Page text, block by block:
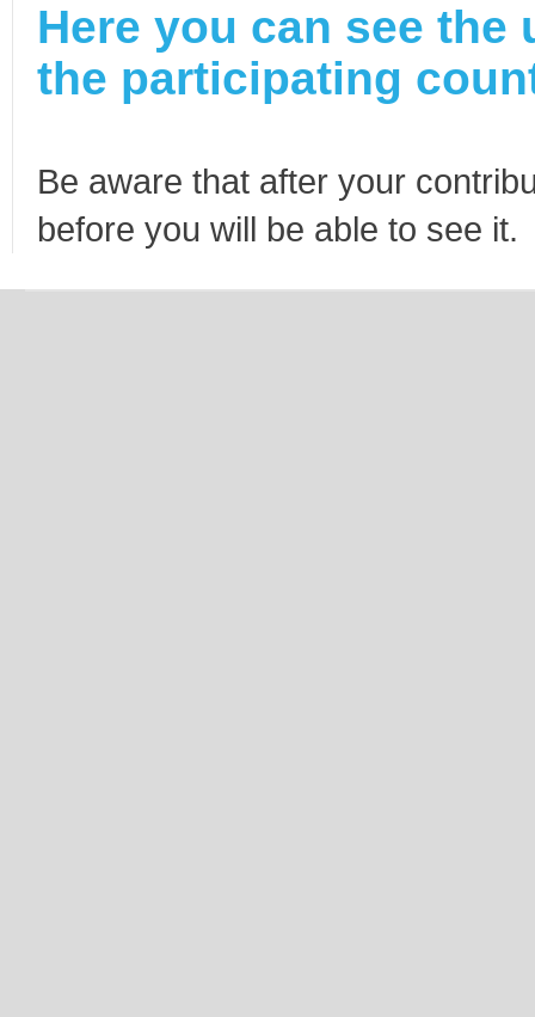
Here you can see
the participating
Be aware that after your
before you will be able to see it.